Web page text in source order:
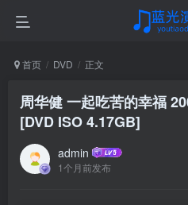
首页 DVD 正文
周华健 一起吃苦的幸福
[DVD ISO 4.17GB]
admin
1个月前发布